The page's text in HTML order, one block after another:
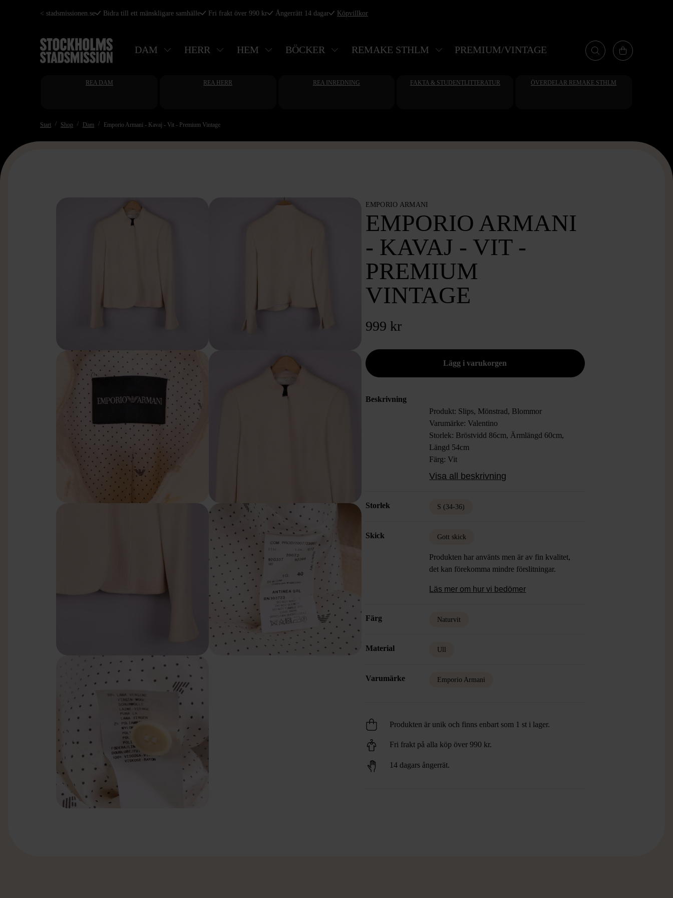
Hoppa
huvudinnehåll
< stadsmissionen.se Bidra till ett mänskligare samhälle Fri frakt över 990 kr Ångerrätt 14 dagar Köpvillkor
DAM HERR HEM BÖCKER REMAKE STHLM PREMIUM/VINTAGE
REA DAM REA HERR REA INREDNING FAKTA & STUDENTLITTERATUR ÖVERDELAR REMAKE STHLM
Start Shop Dam Emporio Armani - Kavaj - Vit - Premium Vintage
EMPORIO ARMANI
EMPORIO ARMANI
- KAVAJ - VIT -
PREMIUM
VINTAGE
999 kr
Beskrivning
Produkt: Slips, Mönstrad, Blommor
Varumärke: Valentino
Storlek: Bröstvidd 86cm, Ärmlängd 60cm,
Längd 54cm
Färg: Vit
Material: 98% Ull, 2% Polyamid, Foder 100%
Visa all beskrivning
Storlek S (34-36)
Skick Gott skick
Produkten har använts men är av fin kvalitet,
det kan förekomma mindre förslitningar.
Läs mer om hur vi bedömer
Färg Naturvit
Material Ull
Varumärke Emporio Armani
Produkten är unik och finns enbart som 1 st i lager.
Fri frakt på alla köp över 990 kr.
14 dagars ångerrät.